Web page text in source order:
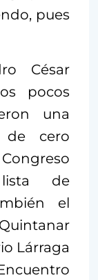
pues
César
pocos
una
de cero
de
el
Lárraga